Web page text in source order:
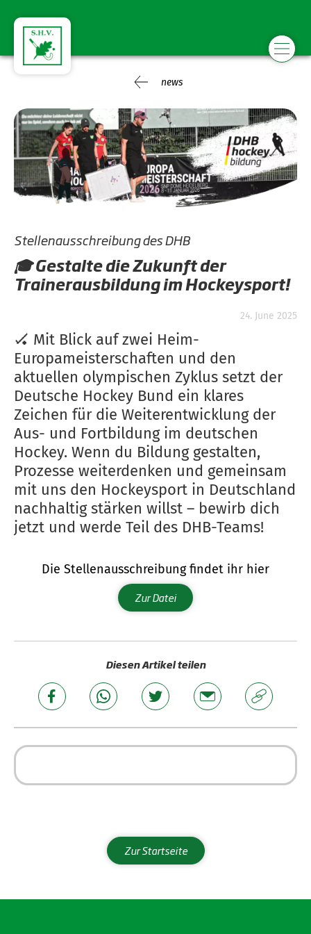
news
Stellenausschreibung des DHB
🎓 Gestalte die Zukunft der
Trainerausbildung im Hockeysport!
24. June 2025
🏑 Mit Blick auf zwei Heim-
Europameisterschaften und den
aktuellen olympischen Zyklus setzt der
Deutsche Hockey Bund ein klares
Zeichen für die Weiterentwicklung der
Aus- und Fortbildung im deutschen
Hockey. Wenn du Bildung gestalten,
Prozesse weiterdenken und gemeinsam
mit uns den Hockeysport in Deutschland
nachhaltig stärken willst – bewirb dich
jetzt und werde Teil des DHB-Teams!
Die Stellenausschreibung findet ihr hier
Zur Datei
Diesen Artikel teilen
Zur Startseite